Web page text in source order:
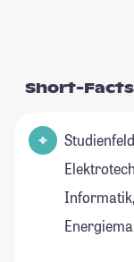
Short-Facts